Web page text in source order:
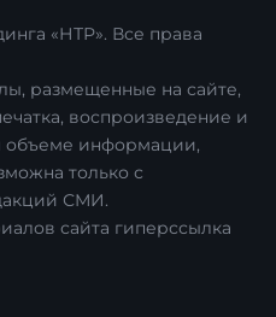
«НТР». Все права
размещенные на сайте,
воспроизведение и
объеме информации,
только с
СМИ.
сайта гиперссылка